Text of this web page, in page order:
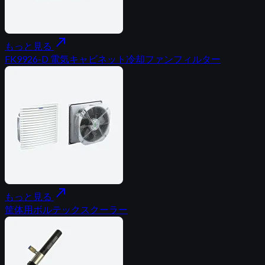
もっと見る north_east
FK9926-D 電気キャビネット冷却ファンフィルター
もっと見る north_east
筐体用ボルテックスクーラー